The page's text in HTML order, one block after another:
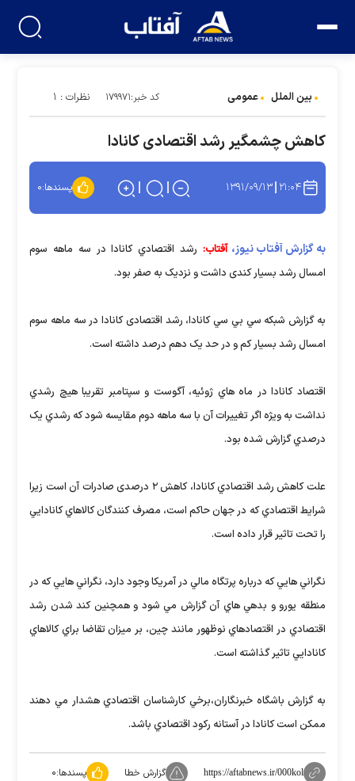
بین الملل عمومی کد خبر:۱۷۹۹۷۱ نظرات : ۱
کاهش چشمگیر رشد اقتصادی کانادا
۲۱:۰۴ ۱۳۹۱/۰۹/۱۳ پسندها:۰
به گزارش آفتاب نیوز، آفتاب: رشد اقتصادي کانادا در سه ماهه سوم
امسال رشد بسیار کندی داشت و نزديک به صفر بود.
به گزارش شبکه سي بي سي کانادا، رشد اقتصادی کانادا در سه ماهه سوم
امسال رشد بسيار کم و در حد يک دهم درصد داشته است.
اقتصاد کانادا در ماه هاي ژوئيه، آگوست و سپتامبر تقريبا هيچ رشدي
نداشت به ويژه اگر تغييرات آن با سه ماهه دوم مقايسه شود که رشدي يک
درصدي گزارش شده بود.
علت کاهش رشد اقتصادي کانادا، کاهش ۲ درصدی صادرات آن است زيرا
شرايط اقتصادي که در جهان حاکم است، مصرف کنندگان کالاهاي کانادايي
را تحت تاثير قرار داده است.
نگراني هايي که درباره پرتگاه مالي در آمريکا وجود دارد، نگراني هايي که در
منطقه يورو و بدهي هاي آن گزارش مي شود و همچنين کند شدن رشد
اقتصادي در اقتصادهاي نوظهور مانند چين، بر ميزان تقاضا براي کالاهاي
کانادايي تاثير گذاشته است.
به گزارش باشگاه خبرنگاران،برخي کارشناسان اقتصادي هشدار مي دهند
ممکن است کانادا در آستانه رکود اقتصادي باشد.
https://aftabnews.ir/000kol گزارش خطا پسندها:۰